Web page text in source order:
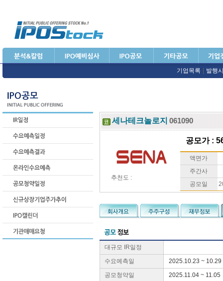
기업목록 발행
세나테크놀로지 061090
추천도 :
공모가 :
액면가
주간사
공모일
대규모 IR일정
수요예측일
2025.10.23 ~ 10.29
공모청약일
2025.11.04 ~ 11.05